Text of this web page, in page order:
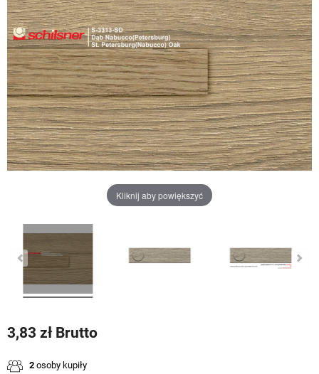
Kliknij aby powiększyć
3,83 zł Brutto
2 osoby kupiły